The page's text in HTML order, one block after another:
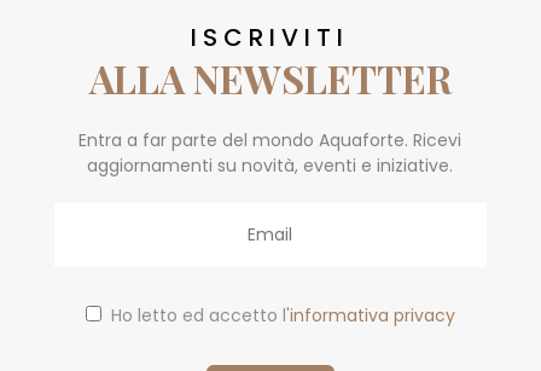
ISCRIVITI
ALLA NEWSLETTER
Entra a far parte del mondo Aquaforte. Ricevi
aggiornamenti su novità, eventi e iniziative.
Ho letto ed accetto l'informativa privacy